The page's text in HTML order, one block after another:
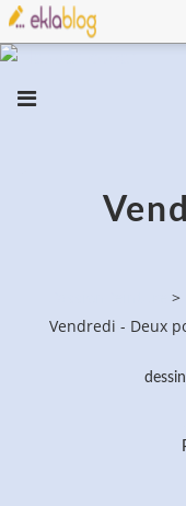
>
Vendredi - Deux